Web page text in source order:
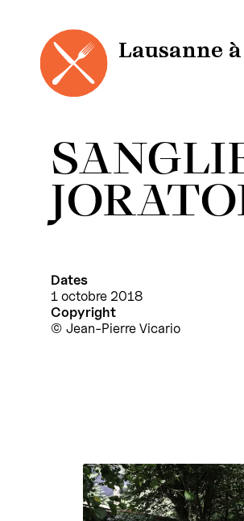
contenu
Lausanne
Dates
1 octobre 2018
Copyright
Jean-Pierre Vicario